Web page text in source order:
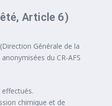
Article 6)
Générale de la
du CR-AFS
chimique et de